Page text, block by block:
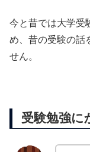
今と昔では大学受
め、昔の受験の話
せん。
受験勉強に